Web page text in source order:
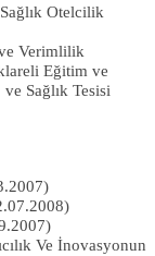
Otelcilik
Verimlilik
Eğitim ve
Sağlık Tesisi
Ve İnovasyonun